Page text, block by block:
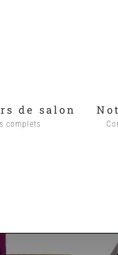
de salon
complets